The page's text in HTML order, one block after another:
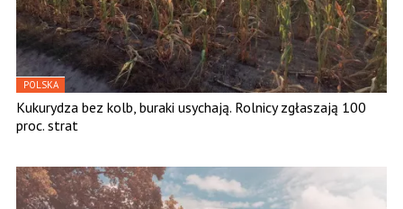
POLSKA
Kukurydza bez kolb, buraki usychają. Rolnicy zgłaszają 100
proc. strat